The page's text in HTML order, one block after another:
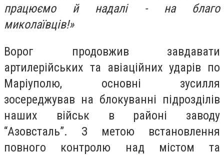
працюємо й надалі - на благо
миколаївців!»
Ворог продовжив завдавати
артилерійських та авіаційних ударів по
Маріуполю, основні зусилля
зосереджував на блокуванні підрозділів
наших військ в районі заводу
“Азовсталь”. З метою встановлення
повного контролю над містом та